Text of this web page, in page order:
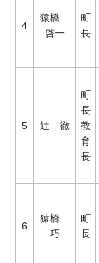
4
猿橋
啓一
町
長
5 辻 徹
町
長
教
育
長
6
猿橋
巧
町
長